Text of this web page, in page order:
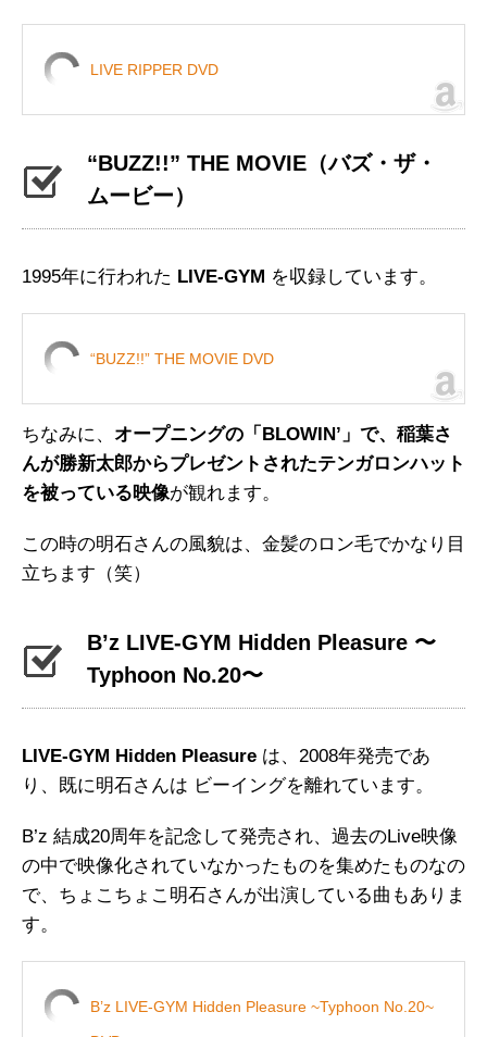
LIVE RIPPER DVD
“BUZZ!!” THE MOVIE （バズ・ザ・
ムービー）
1995年に行われた LIVE-GYM を収録しています。
“BUZZ!!” THE MOVIE DVD
ちなみに、 オープニングの「BLOWIN’」で、稲葉さ
んが勝新太郎からプレゼントされたテンガロンハット
を被っている映像が観れます。
この時の明石さんの風貌は、金髪のロン毛でかなり目
立ちます（笑）
B’z LIVE-GYM Hidden Pleasure 〜
Typhoon No.20〜
LIVE-GYM Hidden Pleasure は、2008年発売であ
り、既に明石さんは ビーイングを離れています。
B’z 結成20周年を記念して発売され、過去のLive映像
の中で映像化されていなかったものを集めたものなの
で、ちょこちょこ明石さんが出演している曲もありま
す。
B’z LIVE-GYM Hidden Pleasure ~Typhoon No.20~